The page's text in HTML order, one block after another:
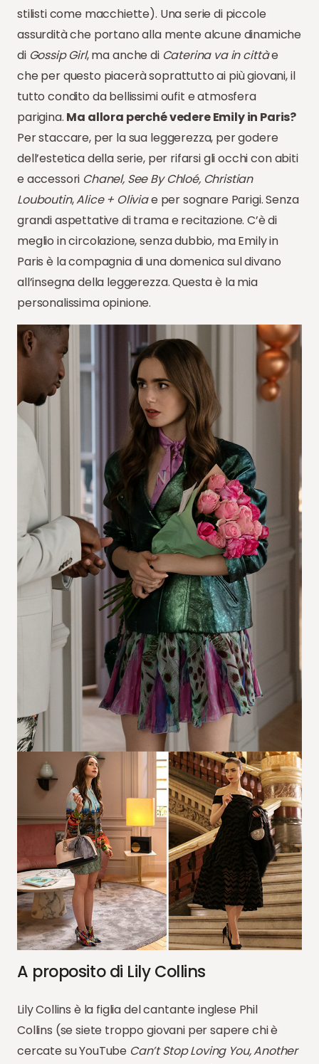
stilisti come macchiette). Una serie di piccole
assurdità che portano alla mente alcune dinamiche
di Gossip Girl, ma anche di Caterina va in cittàe
che per questo piacerà soprattutto ai più giovani, il
tutto condito da bellissimi oufit e atmosfera
parigina. Ma allora perché vedere Emily in Paris?
Per staccare, per la sua leggerezza, per godere
dell’estetica della serie, per rifarsi gli occhi con abiti
e accessori Chanel, See By Chloé, Christian
Louboutin,Alice + Oliviae per sognare Parigi. Senza
grandi aspettative di trama e recitazione. C’è di
meglio in circolazione, senza dubbio, ma Emily in
Paris è la compagnia di una domenica sul divano
all’insegna della leggerezza. Questa è la mia
personalissima opinione.
A proposito di Lily Collins
Lily Collins è la figlia del cantante inglese Phil
Collins (se siete troppo giovani per sapere chi è
cercate su YouTube Can’t Stop Loving You, Another